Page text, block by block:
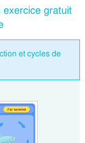
gratuit
et cycles de